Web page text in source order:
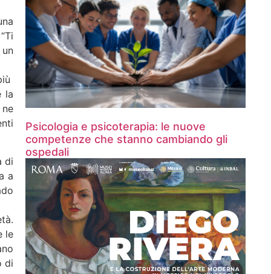
la
di
a
le
di
Psicologia e psicoterapia: le nuove
competenze che stanno cambiando gli
ospedali